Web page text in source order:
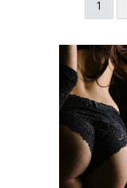
1